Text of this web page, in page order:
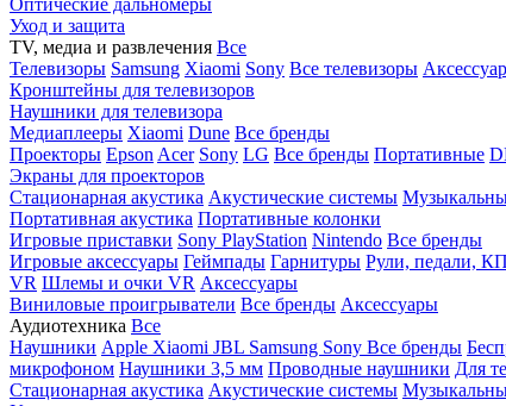
Оптические дальномеры
Уход и защита
TV, медиа и развлечения Все
Телевизоры Samsung Xiaomi Sony Все телевизоры
Кронштейны для телевизоров
Наушники для телевизора
Медиаплееры Xiaomi Dune Все бренды
Проекторы Epson Acer Sony LG Все бренды Портативные
Экраны для проекторов
Стационарная акустика Акустические системы
Портативная акустика Портативные колонки
Игровые приставки Sony PlayStation Nintendo Все бренды
Игровые аксессуары Геймпады Гарнитуры Рули, педали,
VR Шлемы и очки VR Аксессуары
Виниловые проигрыватели Все бренды Аксессуары
Аудиотехника Все
Наушники Apple Xiaomi JBL Samsung Sony Все бренды
микрофоном Наушники 3,5 мм Проводные наушники Для
Стационарная акустика Акустические системы